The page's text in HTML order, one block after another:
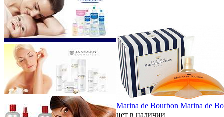
Marina de Bourbon Marina de
нет в наличии